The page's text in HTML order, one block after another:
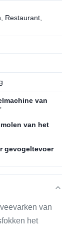
Restaurant,
van
molen van het
gevogeltevoer
van
het